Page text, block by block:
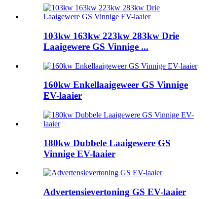
103kw 163kw 223kw 283kw Drie
Laaigewere GS Vinnige ...
160kw Enkellaaigeweer GS Vinnige
EV-laaier
180kw Dubbele Laaigewere GS
Vinnige EV-laaier
Advertensievertoning GS EV-laaier